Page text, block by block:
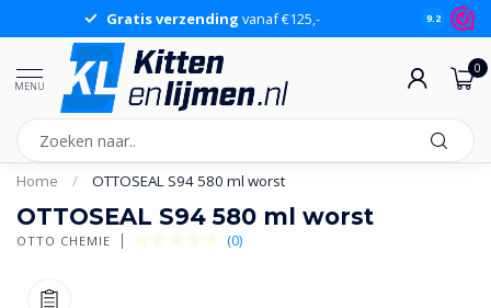
Gratis verzending vanaf €125,- 9.2
MENU
0
Home / OTTOSEAL S94 580 ml worst
OTTOSEAL S94 580 ml worst
OTTO CHEMIE (0)